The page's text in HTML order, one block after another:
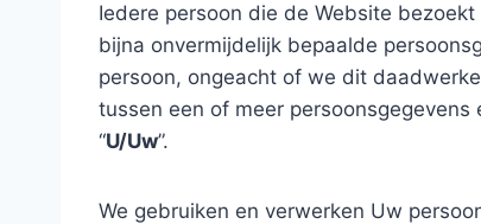
Iedere persoon die de Website bezoekt
bijna onvermijdelijk bepaalde
persoon, ongeacht of we dit
tussen een of meer
“U/Uw”.
We gebruiken en verwerken Uw